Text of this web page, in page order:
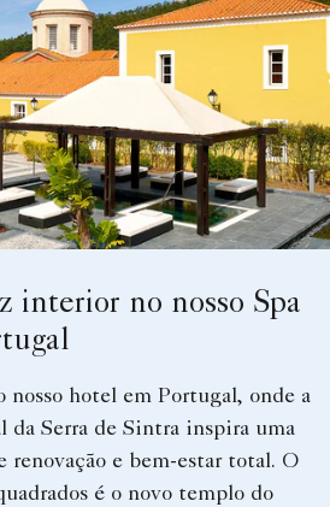
interior no nosso Spa
nosso hotel em Portugal, onde a
da Serra de Sintra inspira uma
renovação e bem-estar total. O
é o novo templo do